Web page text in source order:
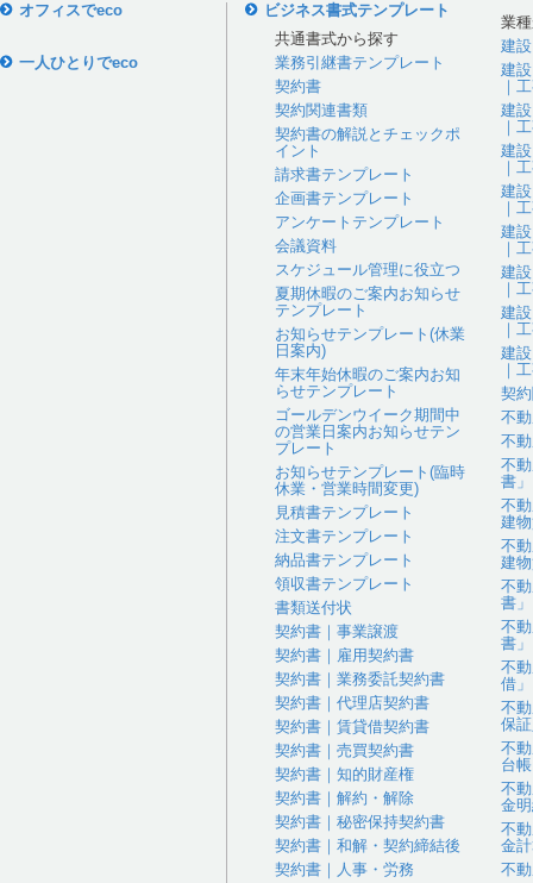
オフィスでeco
一人ひとりでeco
ビジネス書式テンプレート
共通書式から探す
業務引継書テンプレート
契約書
契約関連書類
契約書の解説とチェックポ
イント
請求書テンプレート
企画書テンプレート
アンケートテンプレート
会議資料
スケジュール管理に役立つ
夏期休暇のご案内お知らせ
テンプレート
お知らせテンプレート(休業
日案内)
年末年始休暇のご案内お知
らせテンプレート
ゴールデンウイーク期間中
の営業日案内お知らせテン
プレート
お知らせテンプレート(臨時
休業・営業時間変更)
見積書テンプレート
注文書テンプレート
納品書テンプレート
領収書テンプレート
書類送付状
契約書｜事業譲渡
契約書｜雇用契約書
契約書｜業務委託契約書
契約書｜代理店契約書
契約書｜賃貸借契約書
契約書｜売買契約書
契約書｜知的財産権
契約書｜解約・解除
契約書｜秘密保持契約書
契約書｜和解・契約締結後
契約書｜人事・労務
業
建
建
｜
建
｜
建
｜
建
｜
建
｜
建
｜
建
｜
建
｜
契
不
不
不
書」
不
建
不
建
不
書」
不
書」
不
借」
不
保
不
台
不
金
不
金
不